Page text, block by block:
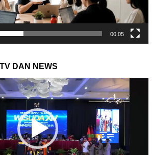
00:05
DAN NEWS